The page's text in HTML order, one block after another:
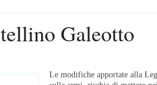
Galeotto
Le modifiche apportate alla